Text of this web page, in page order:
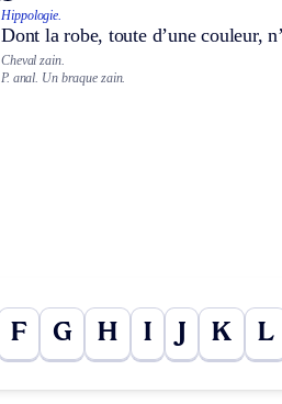
Hippologie.
Dont la robe, toute d’une couleur,
Cheval zain.
P. anal. Un braque zain.
F G H I K L